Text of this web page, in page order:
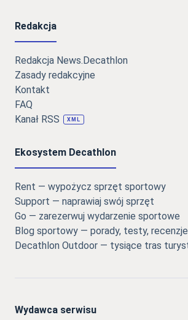
Redakcja
Redakcja News.Decathlon
Zasady redakcyjne
Kontakt
FAQ
Kanał RSS
XML
Ekosystem Decathlon
Rent — wypożycz sprzęt sportowy
Support — naprawiaj swój sprzęt
Go — zarezerwuj wydarzenie sportowe
Blog sportowy — porady, testy, recenzje
Decathlon Outdoor — tysiące tras
Wydawca serwisu